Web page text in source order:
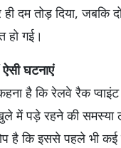
दम तोड़ दिया, जबकि
हो गई।
घटनाएं
है कि रेलवे रैक
में पड़े रहने की समस्या
है कि इससे पहले भी कई